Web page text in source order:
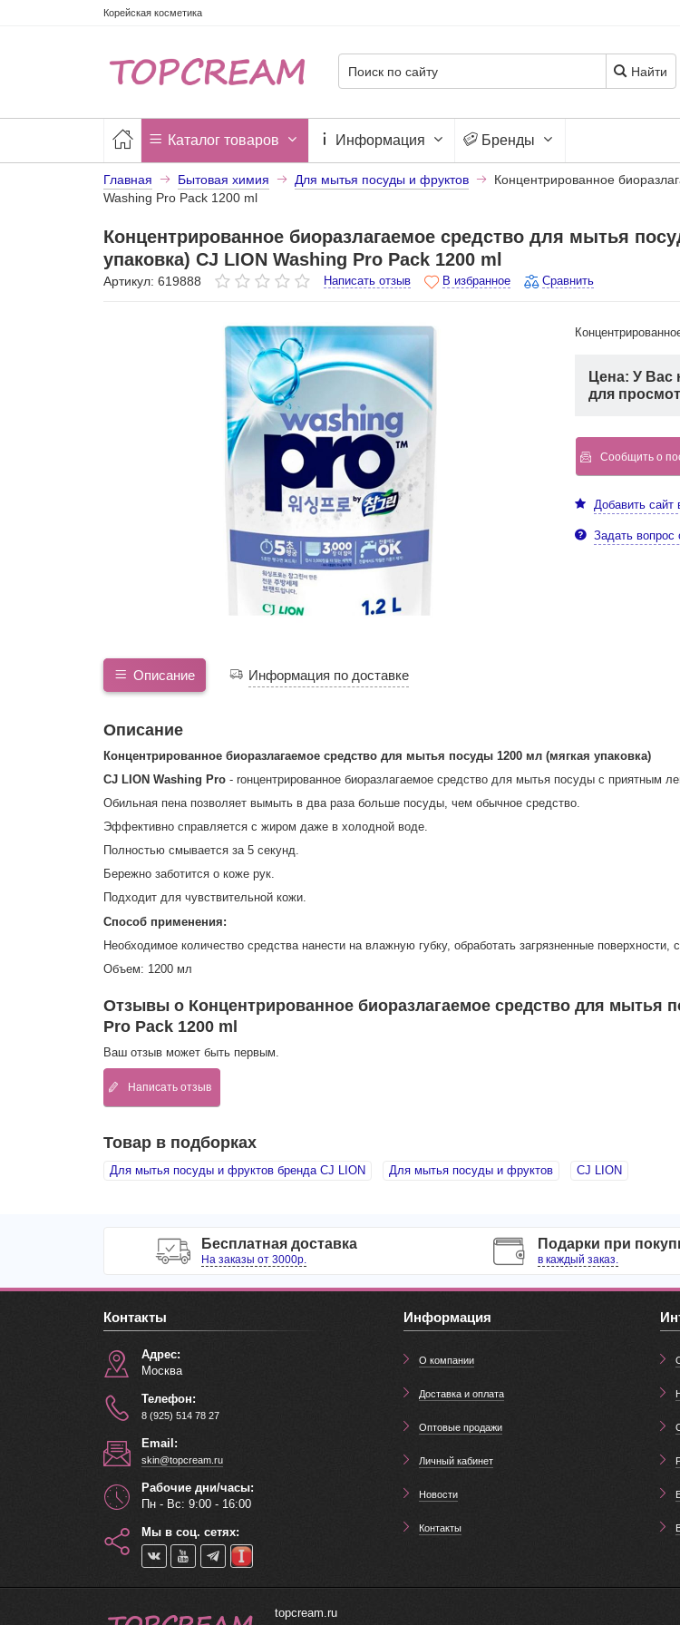
Корейская косметика
Найти
Каталог товаров Информация Бренды
Главная Бытовая химия Для мытья посуды и фруктов
Концентрированное
Washing Pro Pack 1200 ml
Концентрированное биоразлагаемое средство для мытья
упаковка) CJ LION Washing Pro Pack 1200 ml
Артикул: 619888 Написать отзыв В избранное Сравнить
Цена: У Вас
для
Сообщить о
Добавить сайт
Задать вопрос
Описание Информация по доставке
Описание
Концентрированное биоразлагаемое средство для мытья посуды 1200 мл (мягкая упаковка)
CJ LION Washing Pro- rонцентрированное биоразлагаемое средство для мытья посуды с приятным
Обильная пена позволяет вымыть в два раза больше посуды, чем обычное средство.
Эффективно справляется с жиром даже в холодной воде.
Полностью смывается за 5 секунд.
Бережно заботится о коже рук.
Подходит для чувствительной кожи.
Способ применения:
Необходимое количество средства нанести на влажную губку, обработать загрязненные поверхности,
Объем: 1200 мл
Отзывы о Концентрированное биоразлагаемое средство для мытья
Pro Pack 1200 ml
Ваш отзыв может быть первым.
Написать отзыв
Товар в подборках
Для мытья посуды и фруктов бренда CJ LION Для мытья посуды и фруктов CJ LION
Бесплатная доставка
На заказы от 3000р.
Подарки при
в каждый заказ.
Контакты
Адрес:
Москва
Телефон:
8 (925) 514 78 27
Email:
skin@topcream.ru
Рабочие дни/часы:
Пн - Вс: 9:00 - 16:00
Мы в соц. сетях:
Информация
О компании
Доставка и оплата
Оптовые продажи
Личный кабинет
Новости
Контакты
topcream.ru